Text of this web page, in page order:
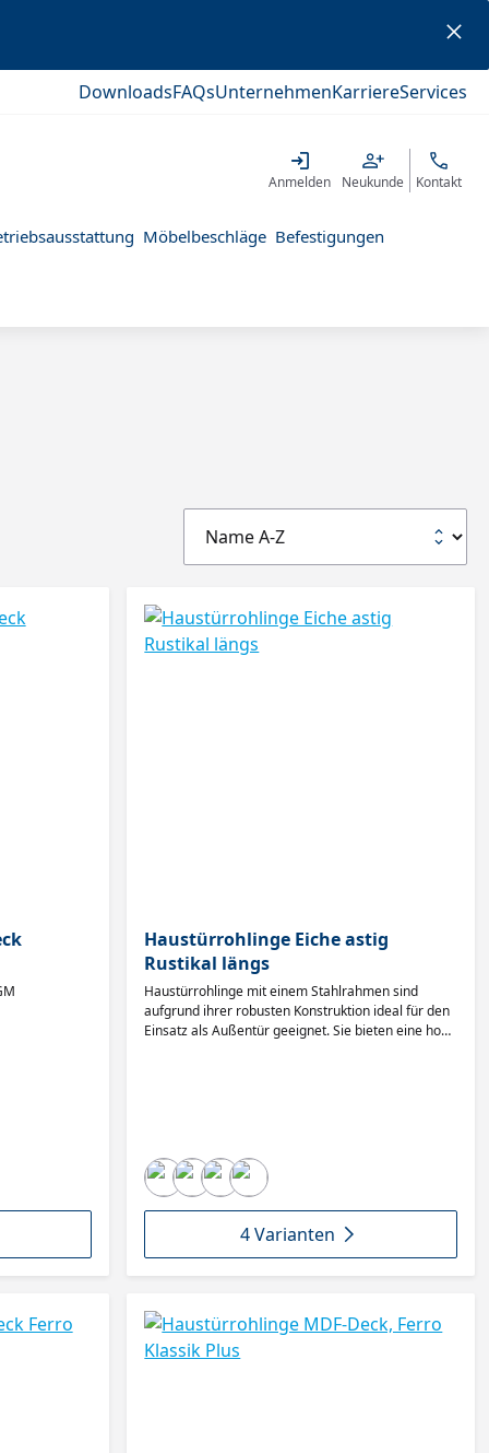
DownloadsFAQsUnternehmenKarriereServices
Anmelden Neukunde Kontakt
Möbelbeschläge Befestigungen
mm HGM
Haustürrohlinge Eiche astig
Rustikal längs
Haustürrohlinge mit einem Stahlrahmen sind
aufgrund ihrer robusten Konstruktion ideal für den
Einsatz als Außentür geeignet. Sie bieten eine hohe
einsetzbar und lässt sich durch seine hochwertigen
Komponenten und sein geringes Gewicht einfach
und kostengünstig verarbeiten. Ideal geeignet auch
für schwierigste Klimaten, wie zum Beispiel
Laubengangtüren. • Verzugssicherheit •
hochwertigen Hölzern • wetterfeste Decklagen •
patentierter Flacheisenstabilisator thermisch
getrennt, verhindert Kältebrücken • Friesbreite
4 Varianten